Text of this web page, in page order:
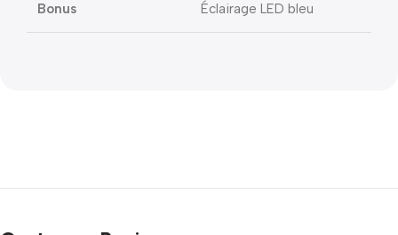
Bonus Éclairage LED bleu